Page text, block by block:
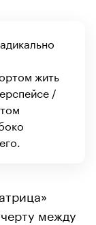
жить
/
между